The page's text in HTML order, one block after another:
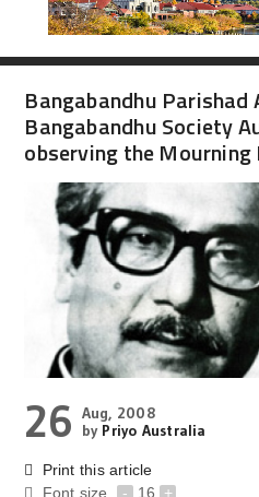
Bangabandhu
Bangabandhu Society
observing the Mourning
26 Aug, 2008
by Priyo Australia
Print this article
Font size
- 16 +